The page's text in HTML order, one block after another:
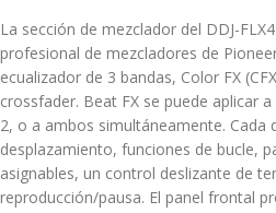
La sección de mezclador del DDJ-
profesional de mezcladores de
ecualizador de 3 bandas, Color FX
crossfader. Beat FX se puede aplicar
2, o a ambos simultáneamente. Cada
desplazamiento, funciones de bucle,
asignables, un control deslizante de
reproducción/pausa. El panel frontal